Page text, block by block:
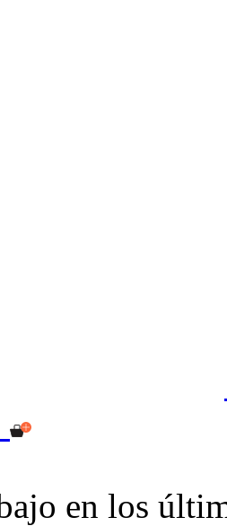
en los